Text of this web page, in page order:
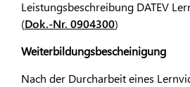
Leistungsbeschreibung DATEV
(Dok.-Nr. 0904300)
Weiterbildungsbescheinigung
Nach der Durcharbeit eines